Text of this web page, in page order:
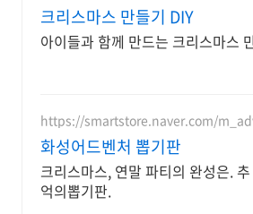
크리스마스 만들기 DIY
아이들과 함께 만드는 크리스마스
https://smartstore.naver.com/
화성어드벤처 뽑기판
크리스마스, 연말 파티의 완성은. 추
억의뽑기판.